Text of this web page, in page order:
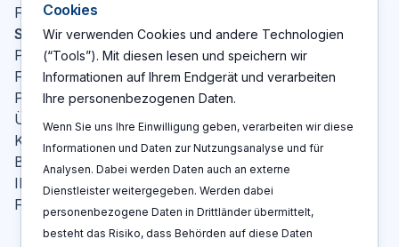
Folgen Sie uns
Seiten
Patent Cockpit
Funktionen
Preise
Über Uns
Kontakt
Blog
IP-Glossar
FAQ
Cookies
Wir verwenden Cookies und andere Technologien
(“Tools”). Mit diesen lesen und speichern wir
Informationen auf Ihrem Endgerät und verarbeiten
Ihre personenbezogenen Daten.
Wenn Sie uns Ihre Einwilligung geben, verarbeiten wir diese
Informationen und Daten zur Nutzungsanalyse und für
Analysen. Dabei werden Daten auch an externe
Dienstleister weitergegeben. Werden dabei
personenbezogene Daten in Drittländer übermittelt,
besteht das Risiko, dass Behörden auf diese Daten